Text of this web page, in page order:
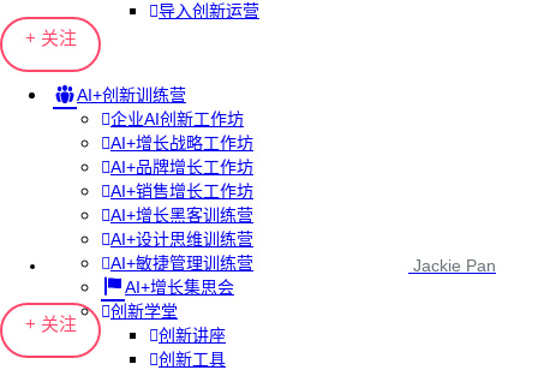
导入创新运营
AI+创新训练营
企业AI创新工作坊
AI+增长战略工作坊
AI+品牌增长工作坊
AI+销售增长工作坊
AI+增长黑客训练营
AI+设计思维训练营
AI+敏捷管理训练营
AI+增长集思会
创新学堂
创新讲座
创新工具
+ 关注
Jackie Pan
+ 关注